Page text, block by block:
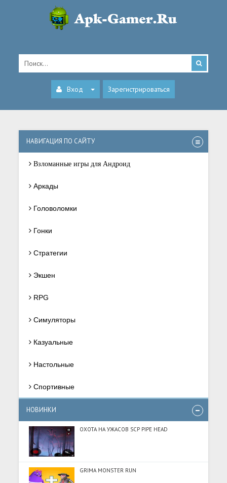
Вход Зарегистрироваться
НАВИГАЦИЯ ПО САЙТУ
Взломанные игры для Андроид
Аркады
Головоломки
Гонки
Стратегии
Экшен
RPG
Симуляторы
Казуальные
Настольные
Спортивные
НОВИНКИ
ОХОТА НА УЖАСОВ SCP PIPE HEAD
GRIMA MONSTER RUN